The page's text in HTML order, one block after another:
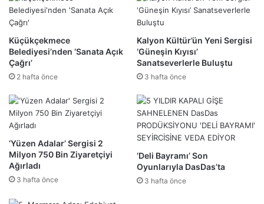
Küçükçekmece
Belediyesi’nden ‘Sanata Açık
Çağrı’
2 hafta önce
Kalyon Kültür’ün Yeni Sergisi
‘Güneşin Kıyısı’
Sanatseverlerle Buluştu
3 hafta önce
‘Yüzen Adalar’ Sergisi 2
Milyon 750 Bin Ziyaretçiyi
Ağırladı
3 hafta önce
‘Deli Bayramı’ Son
Oyunlarıyla DasDas’ta
3 hafta önce